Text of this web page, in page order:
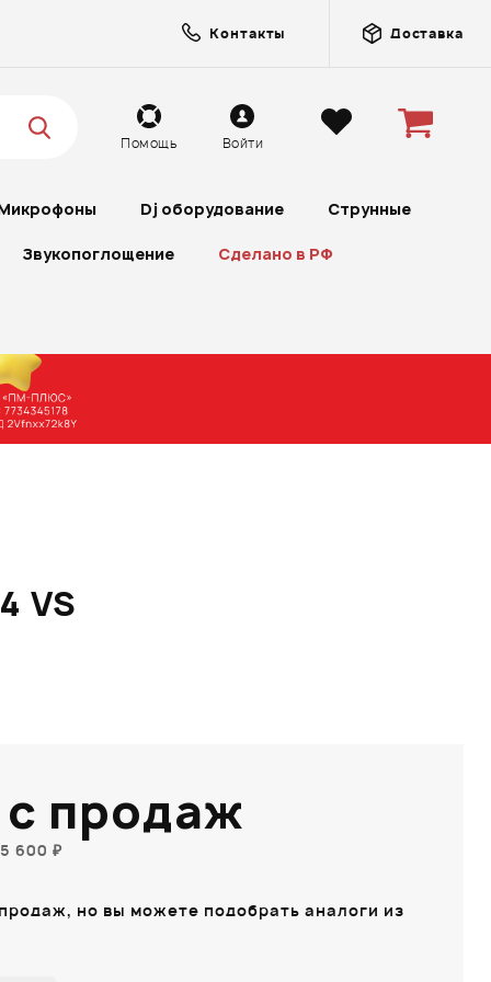
Контакты Доставка
Помощь Войти
Dj оборудование Струнные
Звукопоглощение Сделано в РФ
VS
продаж
600 ₽
но вы можете подобрать аналоги из